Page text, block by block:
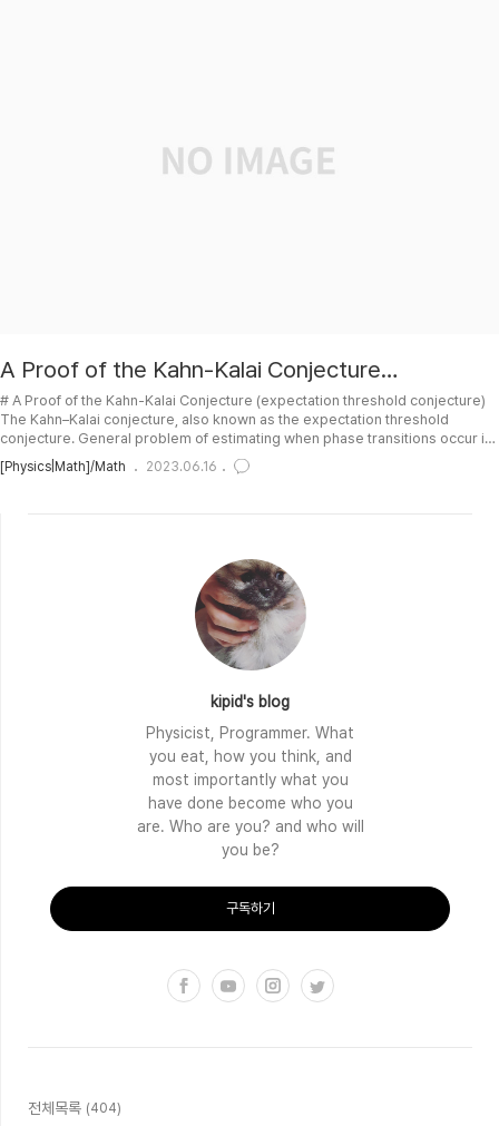
A Proof of the Kahn-Kalai Conjecture
(expectation threshold conjecture)
# A Proof of the Kahn-Kalai Conjecture (expectation threshold conjecture)
The Kahn–Kalai conjecture, also known as the expectation threshold
conjecture. General problem of estimating when phase transitions occur in
systems. (상변이를 일으키는 threshold 를 추측하는 방법에 관한 문제.) 써먹을데가 있
을거 같기도 해서 공부해볼겸 링크/파일들 정리. ## TOC ## 이산수학계 난제 칸-칼라이
[Physics|Math]/Math 2023.06.16
kipid's blog
Physicist, Programmer. What
you eat, how you think, and
most importantly what you
have done become who you
are. Who are you? and who will
you be?
구독하기
전체목록 (404)